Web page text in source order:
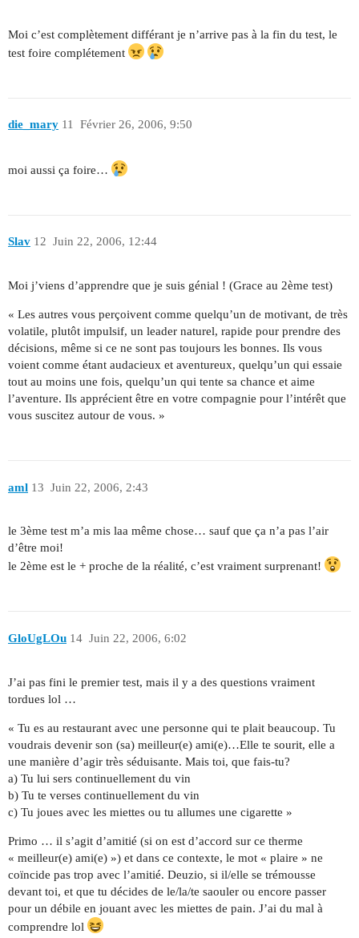
Moi c’est complètement différant je n’arrive pas à la fin du test, le
test foire complétement
die_mary Février 26, 2006, 9:50
11
moi aussi ça foire…
Slav Juin 22, 2006, 12:44
12
Moi j’viens d’apprendre que je suis génial ! (Grace au 2ème test)
« Les autres vous perçoivent comme quelqu’un de motivant, de très
volatile, plutôt impulsif, un leader naturel, rapide pour prendre des
décisions, même si ce ne sont pas toujours les bonnes. Ils vous
voient comme étant audacieux et aventureux, quelqu’un qui essaie
tout au moins une fois, quelqu’un qui tente sa chance et aime
l’aventure. Ils apprécient être en votre compagnie pour l’intérêt que
vous suscitez autour de vous. »
aml Juin 22, 2006, 2:43
13
le 3ème test m’a mis laa même chose… sauf que ça n’a pas l’air
d’être moi!
le 2ème est le + proche de la réalité, c’est vraiment surprenant!
GloUgLOu Juin 22, 2006, 6:02
14
J’ai pas fini le premier test, mais il y a des questions vraiment
tordues lol …
« Tu es au restaurant avec une personne qui te plait beaucoup. Tu
voudrais devenir son (sa) meilleur(e) ami(e)…Elle te sourit, elle a
une manière d’agir très séduisante. Mais toi, que fais-tu?
a) Tu lui sers continuellement du vin
b) Tu te verses continuellement du vin
c) Tu joues avec les miettes ou tu allumes une cigarette »
Primo … il s’agit d’amitié (si on est d’accord sur ce therme
« meilleur(e) ami(e) ») et dans ce contexte, le mot « plaire » ne
coïncide pas trop avec l’amitié. Deuzio, si il/elle se trémousse
devant toi, et que tu décides de le/la/te saouler ou encore passer
pour un débile en jouant avec les miettes de pain. J’ai du mal à
comprendre lol